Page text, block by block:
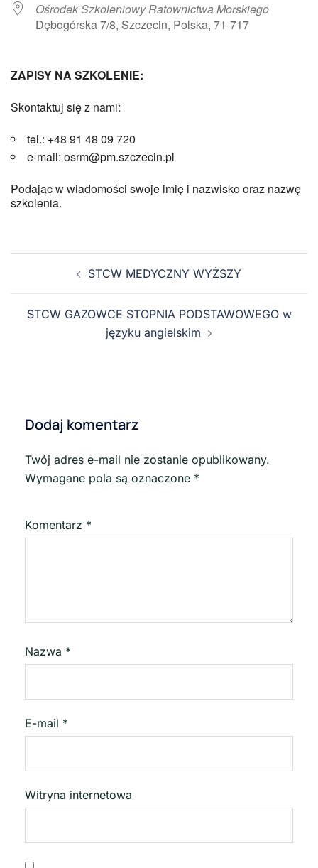
Ośrodek Szkoleniowy Ratownictwa Morskiego
Dębogórska 7/8, Szczecin, Polska, 71-717
ZAPISY NA SZKOLENIE:
Skontaktuj się z nami:
tel.: +48 91 48 09 720
e-mail: osrm@pm.szczecin.pl
Podając w wiadomości swoje imię i nazwisko oraz nazwę
szkolenia.
STCW MEDYCZNY WYŻSZY
STCW GAZOWCE STOPNIA PODSTAWOWEGO w
języku angielskim
Dodaj komentarz
Twój adres e-mail nie zostanie opublikowany.
Wymagane pola są oznaczone *
Komentarz *
Nazwa *
E-mail *
Witryna internetowa